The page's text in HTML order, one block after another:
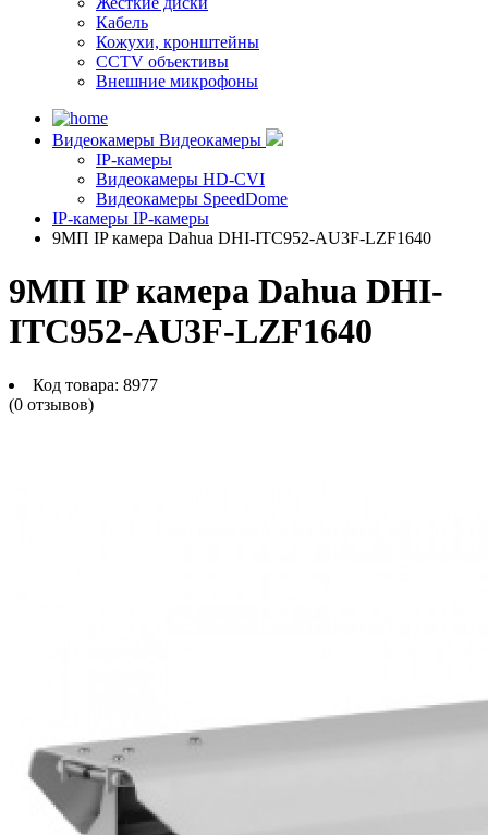
Кабель
Кожухи, кронштейны
CCTV объективы
Внешние микрофоны
Видеокамеры Видеокамеры
IP-камеры
Видеокамеры HD-CVI
Видеокамеры SpeedDome
IP-камеры IP-камеры
9МП IP камера Dahua DHI-ITC952-AU3F-LZF1640
9МП IP камера Dahua DHI-
ITC952-AU3F-LZF1640
Код товара: 8977
(0 отзывов)